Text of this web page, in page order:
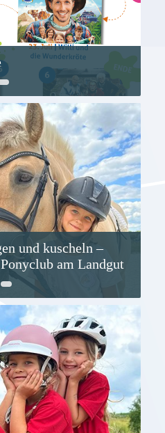
und kuscheln –
am Landgut